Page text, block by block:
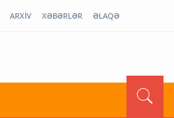
ARXİV XƏBƏRLƏR ƏLAQƏ